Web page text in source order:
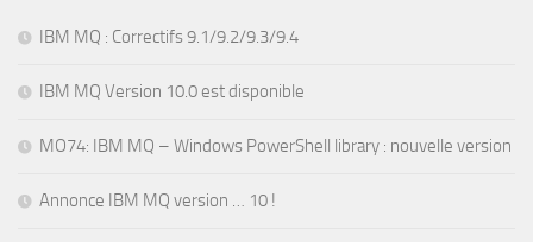
IBM MQ : Correctifs 9.1/9.2/9.3/9.4
IBM MQ Version 10.0 est disponible
MO74: IBM MQ – Windows PowerShell library : nouvelle version
Annonce IBM MQ version … 10 !